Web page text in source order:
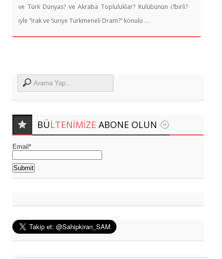
ve Türk Dünyas? ve Akraba Topluluklar? Kulübünün i?birli?
iyle “Irak ve Suriye Türkmeneli Dram?” konulu …
BÜLTENIMIZE ABONE OLUN
Email*